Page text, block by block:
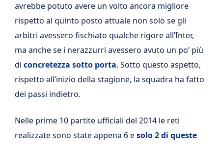
avrebbe potuto avere un volto ancora migliore
rispetto al quinto posto attuale non solo se gli
arbitri avessero fischiato qualche rigore all’Inter,
ma anche se i nerazzurri avessero avuto un po’ più
di concretezza sotto porta. Sotto questo aspetto,
rispetto all’inizio della stagione, la squadra ha fatto
dei passi indietro.
Nelle prime 10 partite ufficiali del 2014 le reti
realizzate sono state appena 6 esolo 2 di queste